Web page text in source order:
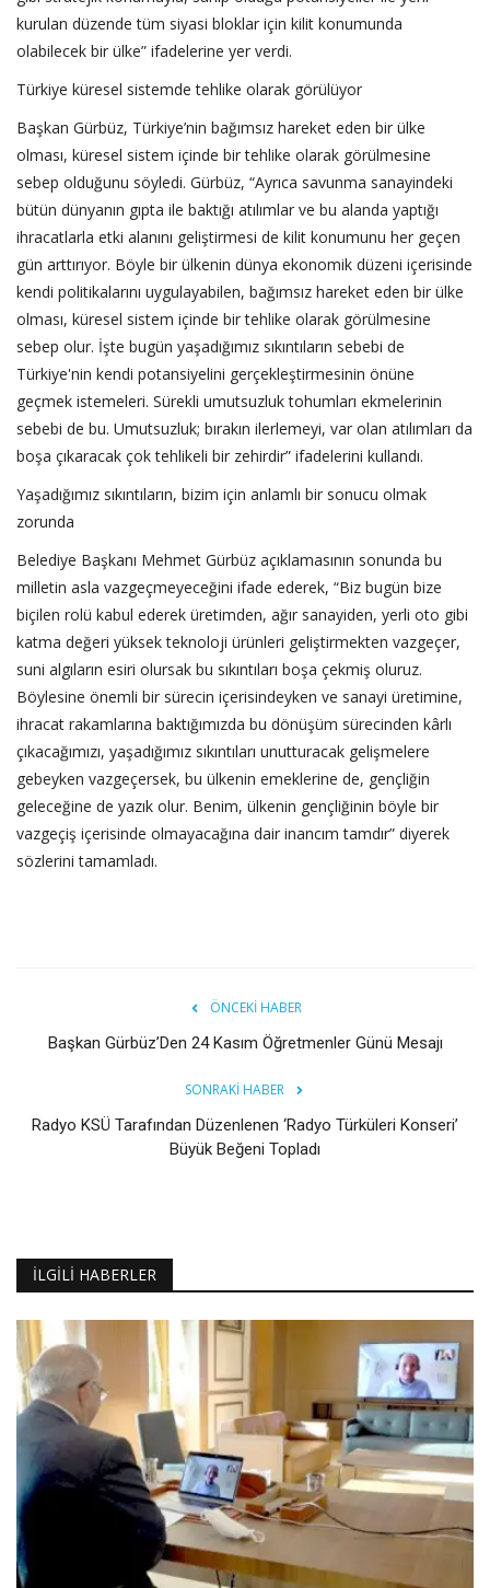
kurulan düzende tüm siyasi bloklar için kilit konumunda
olabilecek bir ülke” ifadelerine yer verdi.
Türkiye küresel sistemde tehlike olarak görülüyor
Başkan Gürbüz, Türkiye’nin bağımsız hareket eden bir ülke
olması, küresel sistem içinde bir tehlike olarak görülmesine
sebep olduğunu söyledi. Gürbüz, “Ayrıca savunma sanayindeki
bütün dünyanın gıpta ile baktığı atılımlar ve bu alanda yaptığı
ihracatlarla etki alanını geliştirmesi de kilit konumunu her geçen
gün arttırıyor. Böyle bir ülkenin dünya ekonomik düzeni içerisinde
kendi politikalarını uygulayabilen, bağımsız hareket eden bir ülke
olması, küresel sistem içinde bir tehlike olarak görülmesine
sebep olur. İşte bugün yaşadığımız sıkıntıların sebebi de
Türkiye'nin kendi potansiyelini gerçekleştirmesinin önüne
geçmek istemeleri. Sürekli umutsuzluk tohumları ekmelerinin
sebebi de bu. Umutsuzluk; bırakın ilerlemeyi, var olan atılımları da
boşa çıkaracak çok tehlikeli bir zehirdir” ifadelerini kullandı.
Yaşadığımız sıkıntıların, bizim için anlamlı bir sonucu olmak
zorunda
Belediye Başkanı Mehmet Gürbüz açıklamasının sonunda bu
milletin asla vazgeçmeyeceğini ifade ederek, “Biz bugün bize
biçilen rolü kabul ederek üretimden, ağır sanayiden, yerli oto gibi
katma değeri yüksek teknoloji ürünleri geliştirmekten vazgeçer,
suni algıların esiri olursak bu sıkıntıları boşa çekmiş oluruz.
Böylesine önemli bir sürecin içerisindeyken ve sanayi üretimine,
ihracat rakamlarına baktığımızda bu dönüşüm sürecinden kârlı
çıkacağımızı, yaşadığımız sıkıntıları unutturacak gelişmelere
gebeyken vazgeçersek, bu ülkenin emeklerine de, gençliğin
geleceğine de yazık olur. Benim, ülkenin gençliğinin böyle bir
vazgeçiş içerisinde olmayacağına dair inancım tamdır” diyerek
sözlerini tamamladı.
ÖNCEKI HABER
Başkan Gürbüz’Den 24 Kasım Öğretmenler Günü Mesajı
SONRAKI HABER
Radyo KSÜ Tarafından Düzenlenen ‘Radyo Türküleri Konseri’
Büyük Beğeni Topladı
İLGILI HABERLER